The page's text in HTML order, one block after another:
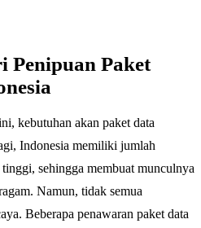
Penipuan Paket
kebutuhan akan paket data
Indonesia memiliki jumlah
sehingga membuat munculnya
Namun, tidak semua
Beberapa penawaran paket data